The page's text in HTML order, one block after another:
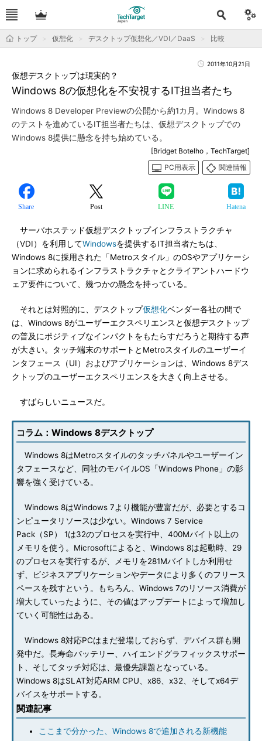
トップ 仮想化 デスクトップ仮想化／VDI／DaaS 比較
2011年10月21日
Windows 8の仮想化を不安視するIT担当者たち
仮想デスクトップは現実的？
Windows 8 Developer Previewの公開から約1カ月。Windows 8
のテストを進めているIT担当者たちは、仮想デスクトップでの
Windows 8提供に懸念を持ち始めている。
[Bridget Botelho，TechTarget]
PC用表示
関連情報
Share Post LINE Hatena
サーバホステッド仮想デスクトップインフラストラクチャ
（VDI）を利用してWindowsを提供するIT担当者たちは、
Windows 8に採用された「Metroスタイル」のOSやアプリケーシ
ョンに求められるインフラストラクチャとクライアントハードウ
ェア要件について、幾つかの懸念を持っている。
それとは対照的に、デスクトップ仮想化ベンダー各社の間で
は、Windows 8がユーザーエクスペリエンスと仮想デスクトップ
の普及にポジティブなインパクトをもたらすだろうと期待する声
が大きい。タッチ端末のサポートとMetroスタイルのユーザーイ
ンタフェース（UI）およびアプリケーションは、Windows 8デス
クトップのユーザーエクスペリエンスを大きく向上させる。
すばらしいニュースだ。
コラム：Windows 8デスクトップ
Windows 8はMetroスタイルのタッチパネルやユーザーイン
タフェースなど、同社のモバイルOS「Windows Phone」の影
響を強く受けている。
Windows 8はWindows 7より機能が豊富だが、必要とするコ
ンピュータリソースは少ない。Windows 7 Service
Pack（SP） 1は32のプロセスを実行中、400Mバイト以上の
メモリを使う。Microsoftによると、Windows 8は起動時、29
のプロセスを実行するが、メモリを281Mバイトしか利用せ
ず、ビジネスアプリケーションやデータにより多くのフリース
ペースを残すという。もちろん、Windows 7のリソース消費が
増大していったように、その値はアップデートによって増加し
ていく可能性はある。
Windows 8対応PCはまだ登場しておらず、デバイス群も開
発中だ。長寿命バッテリー、ハイエンドグラフィックスサポー
ト、そしてタッチ対応は、最優先課題となっている。
Windows 8はSLAT対応ARM CPU、x86、x32、そしてx64デ
バイスをサポートする。
関連記事
ここまで分かった、Windows 8で追加される新機能